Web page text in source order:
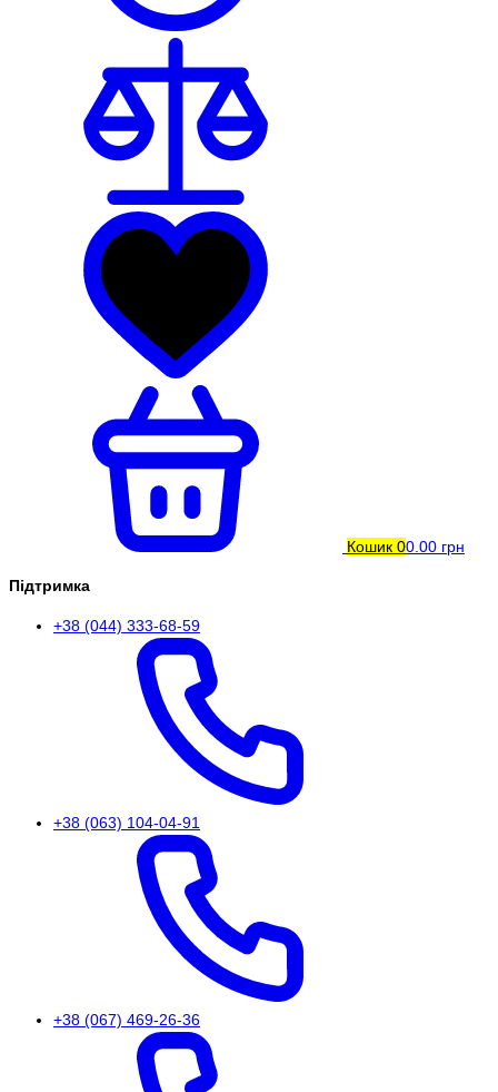
Кошик 00.00 грн
Підтримка
+38 (044) 333-68-59
+38 (063) 104-04-91
+38 (067) 469-26-36